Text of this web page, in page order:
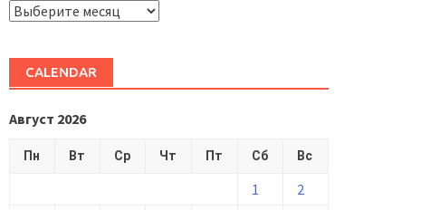
ARHIVĂ
CALENDAR
Август 2026
Пн Вт Ср Чт Пт Сб Вс
1
2